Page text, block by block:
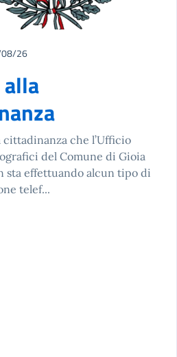
26
cittadinanza che l’Ufficio
del Comune di Gioia
sta effettuando alcun tipo di
telef...